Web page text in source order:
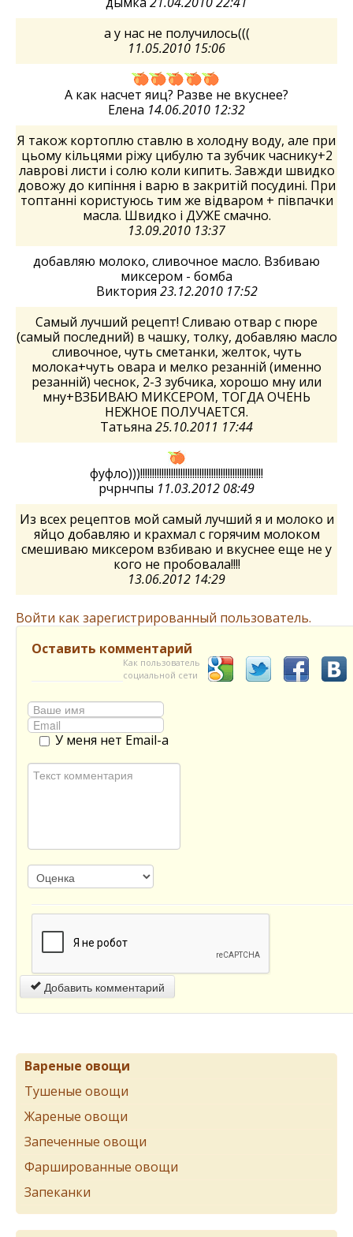
а у нас не получилось(((
11.05.2010 15:06
А как насчет яиц? Разве не вкуснее?
Елена 14.06.2010 12:32
Я також кортоплю ставлю в холодну воду, але при
цьому кільцями ріжу цибулю та зубчик часнику+2
лаврові листи і солю коли кипить. Завжди швидко
довожу до кипіння і варю в закритій посудині. При
топтанні користуюсь тим же відваром + півпачки
масла. Швидко і ДУЖЕ смачно.
13.09.2010 13:37
добавляю молоко, сливочное масло. Взбиваю
миксером - бомба
Виктория 23.12.2010 17:52
Самый лучший рецепт! Сливаю отвар с пюре
(самый последний) в чашку, толку, добавляю масло
сливочное, чуть сметанки, желток, чуть
молока+чуть овара и мелко резанній (именно
резанній) чеснок, 2-3 зубчика, хорошо мну или
мну+ВЗБИВАЮ МИКСЕРОМ, ТОГДА ОЧЕНЬ
НЕЖНОЕ ПОЛУЧАЕТСЯ.
Татьяна 25.10.2011 17:44
фуфло)))!!!!!!!!!!!!!!!!!!!!!!!!!!!!!!!!!!!!!!!!!!!!!!!!!!!!
рчрнчпы 11.03.2012 08:49
Из всех рецептов мой самый лучший я и молоко и
яйцо добавляю и крахмал с горячим молоком
смешиваю миксером взбиваю и вкуснее еще не у
кого не пробовала!!!!
13.06.2012 14:29
Войти как зарегистрированный пользователь.
Оставить комментарий
Как пользователь
социальной сети
У меня нет Email-а
Добавить комментарий
Вареные овощи
Тушеные овощи
Жареные овощи
Запеченные овощи
Фаршированные овощи
Запеканки